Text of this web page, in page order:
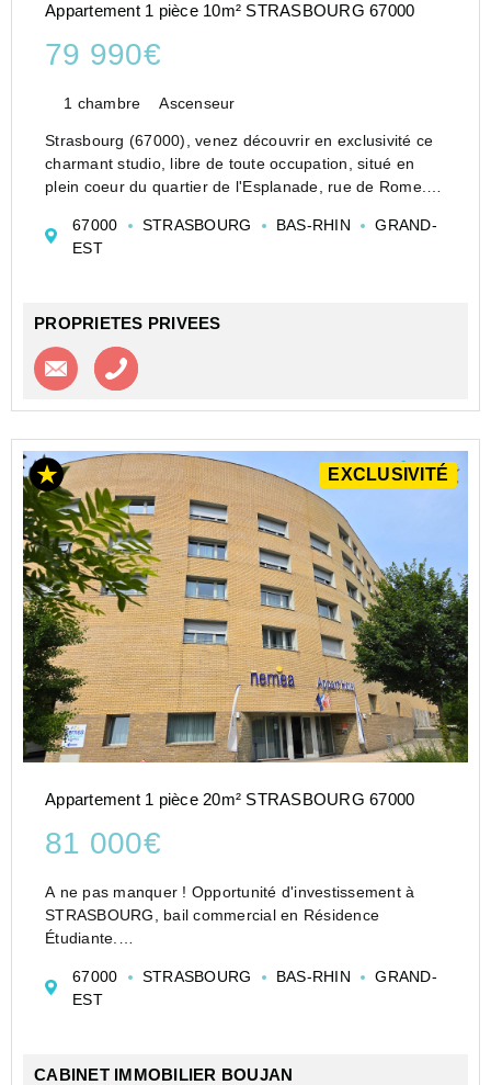
Appartement 1 pièce 10m² STRASBOURG 67000
79 990€
1 chambre Ascenseur
Strasbourg (67000), venez découvrir en exclusivité ce
charmant studio, libre de toute occupation, situé en
plein coeur du quartier de l'Esplanade, rue de Rome.
commun (bus/tram) et petits commerc...
67000 STRASBOURG BAS-RHIN
GRAND-
EST
PROPRIETES PRIVEES
Contacter l'agence
EXCLUSIVITÉ
Appartement 1 pièce 20m² STRASBOURG 67000
81 000€
A ne pas manquer ! Opportunité d'investissement à
STRASBOURG, bail commercial en Résidence
Étudiante.
professionnel : loyer annuel sécurisé de 3 650 EUR,
sans souci de gestion ni de vacance locative.
67000 STRASBOURG BAS-RHIN
GRAND-
EST
CABINET IMMOBILIER BOUJAN